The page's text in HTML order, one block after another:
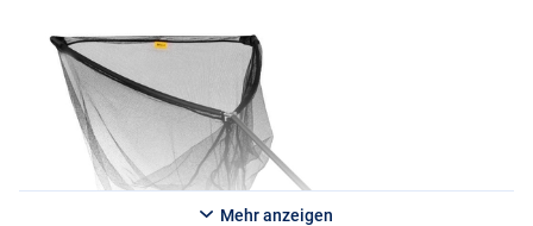
Mehr anzeigen